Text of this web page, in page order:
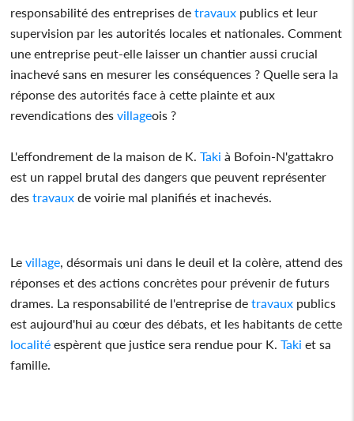
responsabilité des entreprises detravaux publics et leur
supervision par les autorités locales et nationales. Comment
une entreprise peut-elle laisser un chantier aussi crucial
inachevé sans en mesurer les conséquences ? Quelle sera la
réponse des autorités face à cette plainte et aux
revendications desvillageois ?
L'effondrement de la maison de K.Taki à Bofoin-N'gattakro
est un rappel brutal des dangers que peuvent représenter
destravaux de voirie mal planifiés et inachevés.
Levillage, désormais uni dans le deuil et la colère, attend des
réponses et des actions concrètes pour prévenir de futurs
drames. La responsabilité de l'entreprise detravaux publics
est aujourd'hui au cœur des débats, et les habitants de cette
localité espèrent que justice sera rendue pour K.Taki et sa
famille.